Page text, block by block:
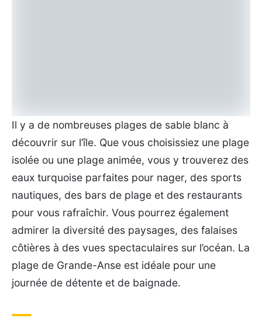
Il y a de nombreuses plages de sable blanc à
découvrir sur l’île. Que vous choisissiez une plage
isolée ou une plage animée, vous y trouverez des
eaux turquoise parfaites pour nager, des sports
nautiques, des bars de plage et des restaurants
pour vous rafraîchir. Vous pourrez également
admirer la diversité des paysages, des falaises
côtières à des vues spectaculaires sur l’océan. La
plage de Grande-Anse est idéale pour une
journée de détente et de baignade.